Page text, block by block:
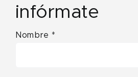
infórmate
Nombre *